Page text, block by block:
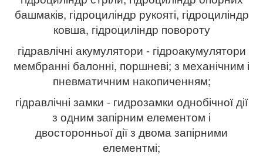
башмаків, гідроциліндр рукояті, гідроциліндр
ковша, гідроциліндр повороту
гідравлічні акумулятори - гідроакумулятори
мембранні балонні, поршневі; з механічним і
пневматичним накопиченням;
гідравлічні замки - гидрозамки однобічної дії
з одним запірним елементом і
двосторонньої дії з двома запірними
елементмі;